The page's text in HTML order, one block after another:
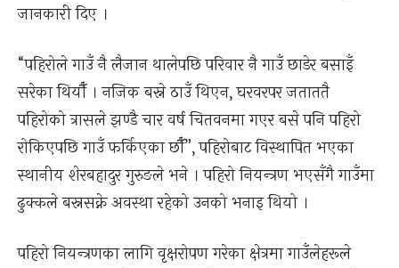
जानकारी दिए ।
“पहिरोले गाउँ नै लैजान थालेपछि परिवार नै गाउँ छाडेर बसाइँ
सरेका थियौँ । नजिक बस्ने ठाउँ थिएन, घरवरपर जताततै
पहिरोको त्रासले झण्डै चार वर्ष चितवनमा गएर बसे पनि पहिरो
रोकिएपछि गाउँ फर्किएका छौँ”, पहिरोबाट विस्थापित भएका
स्थानीय शेरबहादुर गुरुङले भने । पहिरो नियन्त्रण भएसँगै गाउँमा
ढुक्कले बस्नसक्ने अवस्था रहेको उनको भनाइ थियो ।
पहिरो नियन्त्रणका लागि वृक्षरोपण गरेका क्षेत्रमा गाउँलेहरूले